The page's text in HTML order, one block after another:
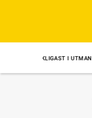
I UTMANINGEN